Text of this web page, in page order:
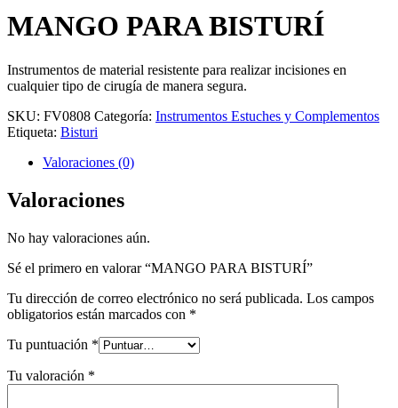
MANGO PARA BISTURÍ
Instrumentos de material resistente para realizar incisiones en
cualquier tipo de cirugía de manera segura.
SKU: FV0808 Categoría: Instrumentos Estuches y Complementos
Etiqueta: Bisturi
Valoraciones (0)
Valoraciones
No hay valoraciones aún.
Sé el primero en valorar “MANGO PARA BISTURÍ”
Tu dirección de correo electrónico no será publicada. Los campos
obligatorios están marcados con *
Tu puntuación *
Tu valoración *